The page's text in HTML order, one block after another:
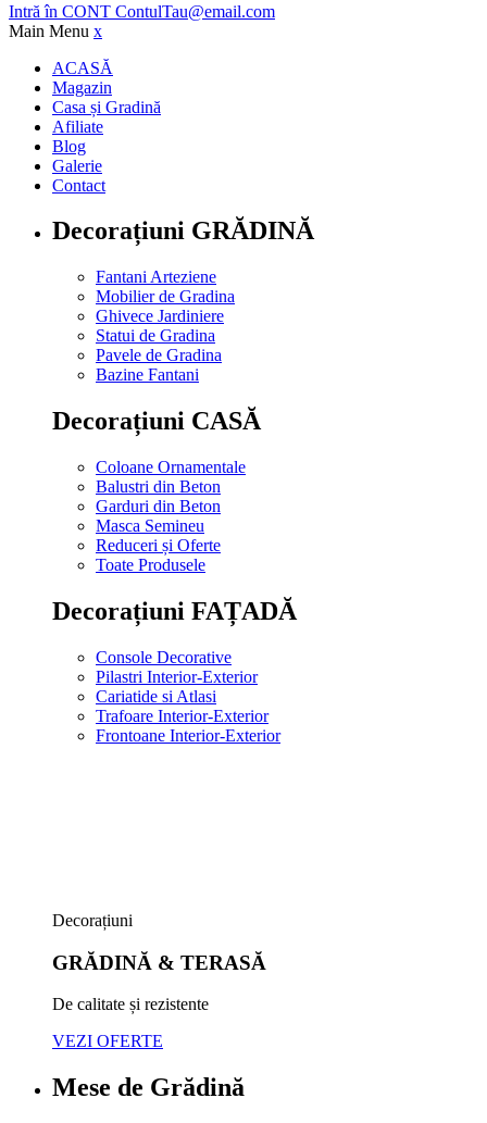
Intră în CONT ContulTau@email.com
Main Menu x
ACASĂ
Magazin
Casa și Gradină
Afiliate
Blog
Galerie
Contact
Decorațiuni GRĂDINĂ
Fantani Arteziene
Mobilier de Gradina
Ghivece Jardiniere
Statui de Gradina
Pavele de Gradina
Bazine Fantani
Decorațiuni CASĂ
Coloane Ornamentale
Balustri din Beton
Garduri din Beton
Masca Semineu
Reduceri și Oferte
Toate Produsele
Decorațiuni FAȚADĂ
Console Decorative
Pilastri Interior-Exterior
Cariatide si Atlasi
Trafoare Interior-Exterior
Frontoane Interior-Exterior
Decorațiuni
GRĂDINĂ & TERASĂ
De calitate și rezistente
VEZI OFERTE
Mese de Grădină